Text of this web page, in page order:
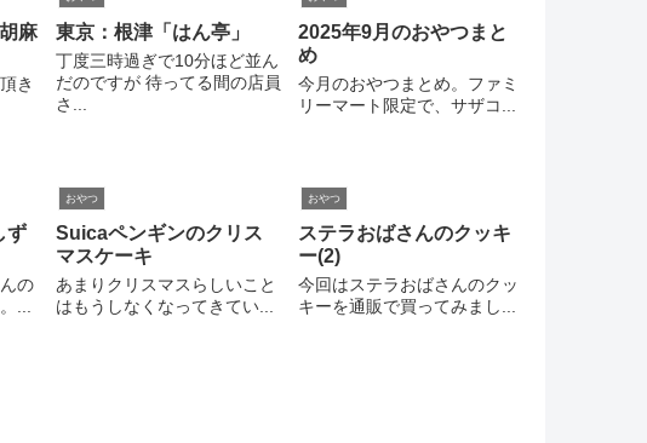
麻
き
東京：根津「はん亭」
丁度三時過ぎで10分ほど並ん
だのですが 待ってる間の店員
さ...
2025年9月のおやつまと
め
今月のおやつまとめ。ファミ
リーマート限定で、サザコ...
ず
の
...
おやつ
Suicaペンギンのクリス
マスケーキ
あまりクリスマスらしいこと
はもうしなくなってきてい...
おやつ
ステラおばさんのクッキ
ー(2)
今回はステラおばさんのクッ
キーを通販で買ってみまし...